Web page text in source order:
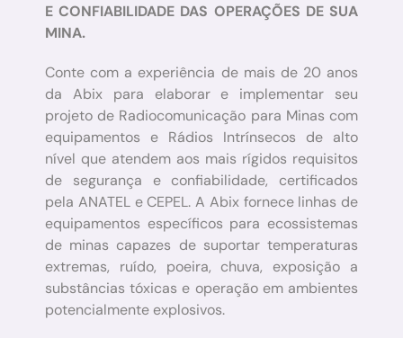
E CONFIABILIDADE DAS OPERAÇÕES DE SUA
MINA.
Conte com a experiência de mais de 20 anos
da Abix para elaborar e implementar seu
projeto de Radiocomunicação para Minas com
equipamentos e Rádios Intrínsecos de alto
nível que atendem aos mais rígidos requisitos
de segurança e confiabilidade, certificados
pela ANATEL e CEPEL. A Abix fornece linhas de
equipamentos específicos para ecossistemas
de minas capazes de suportar temperaturas
extremas, ruído, poeira, chuva, exposição a
substâncias tóxicas e operação em ambientes
potencialmente explosivos.